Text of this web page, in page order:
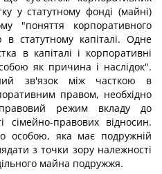
у статутному фонді (майні)
"поняття корпоративного
статутному капіталі. Одне
в капіталі і корпоративні
як причина і наслідок".
зв'язок між часткою в
правом, необхідно
режим вкладу до
сімейно-правових відносин.
особою, яка має подружній
з точки зору належності
майна подружжя.